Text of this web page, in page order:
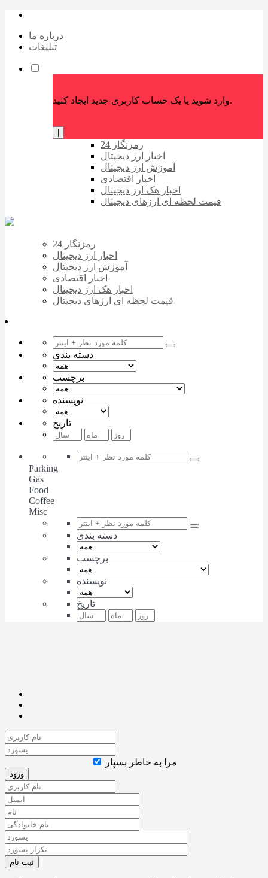
درباره ما
تبلیغات
وارد شوید یا یک حساب کاربری جدید ایجاد کنید.
رمزنگار 24
اخبار ارز دیجیتال
آموزش ارز دیجیتال
اخبار اقتصادی
اخبار هک ارز دیجیتال
قیمت لحظه ای ارزهای دیجیتال
رمزنگار 24
اخبار ارز دیجیتال
آموزش ارز دیجیتال
اخبار اقتصادی
اخبار هک ارز دیجیتال
قیمت لحظه ای ارزهای دیجیتال
دسته بندی
برچسب
نویسنده
تاریخ
Parking
Gas
Food
Coffee
Misc
دسته بندی
برچسب
نویسنده
تاریخ
مرا به خاطر بسپار